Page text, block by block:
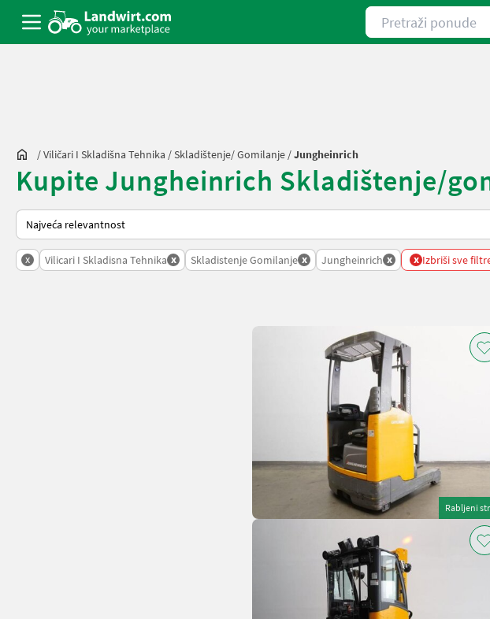
Pretraži ponude
/Viličari I Skladišna Tehnika /Skladištenje/ Gomilanje /Jungheinrich
Kupite Jungheinrich Skladištenje/
Tako se sortira na Landwirt.com
x Vilicari I Skladisna Tehnika x Skladistenje Gomilanje x Jungheinrich x x Izbriši sve
Rabljeni